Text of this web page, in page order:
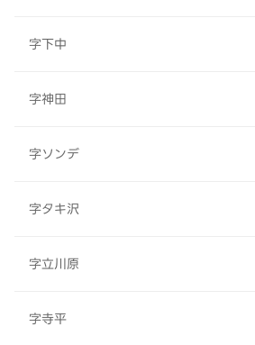
字下中
字神田
字ソンデ
字タキ沢
字立川原
字寺平